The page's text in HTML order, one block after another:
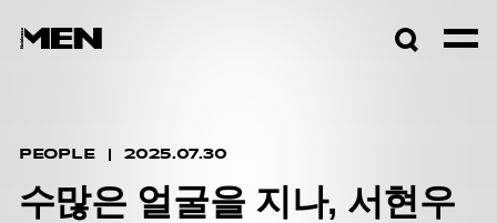
PEOPLE 2025.07.30
수많은 얼굴을 지나, 서현우